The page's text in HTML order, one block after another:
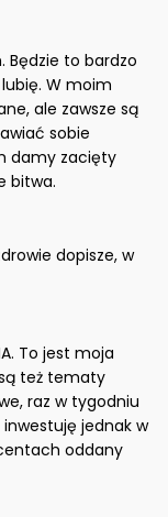
Będzie to bardzo
W moim
ale zawsze są
sobie
damy zacięty
bitwa.
dopisze, w
To jest moja
też tematy
raz w tygodniu
jednak w
oddany